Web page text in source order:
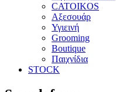
CATOIKOS
Αξεσουάρ
Υγιεινή
Grooming
Boutique
Παιχνίδια
STOCK